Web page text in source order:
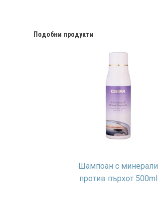
Подобни продукти
Шампоан с минерали
против пърхот 500ml